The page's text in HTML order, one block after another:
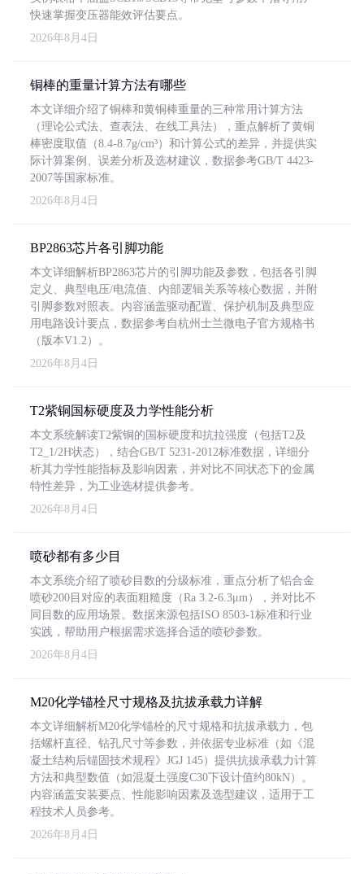
快速掌握变压器能效评估要点。
2026年8月4日
铜棒的重量计算方法有哪些
本文详细介绍了铜棒和黄铜棒重量的三种常用计算方法
（理论公式法、查表法、在线工具法），重点解析了黄铜
棒密度取值（8.4-8.7g/cm³）和计算公式的差异，并提供实
际计算案例、误差分析及选材建议，数据参考GB/T 4423-
2007等国家标准。
2026年8月4日
BP2863芯片各引脚功能
本文详细解析BP2863芯片的引脚功能及参数，包括各引脚
定义、典型电压/电流值、内部逻辑关系等核心数据，并附
引脚参数对照表。内容涵盖驱动配置、保护机制及典型应
用电路设计要点，数据参考自杭州士兰微电子官方规格书
（版本V1.2）。
2026年8月4日
T2紫铜国标硬度及力学性能分析
本文系统解读T2紫铜的国标硬度和抗拉强度（包括T2及
T2_1/2H状态），结合GB/T 5231-2012标准数据，详细分
析其力学性能指标及影响因素，并对比不同状态下的金属
特性差异，为工业选材提供参考。
2026年8月4日
喷砂都有多少目
本文系统介绍了喷砂目数的分级标准，重点分析了铝合金
喷砂200目对应的表面粗糙度（Ra 3.2-6.3μm），并对比不
同目数的应用场景。数据来源包括ISO 8503-1标准和行业
实践，帮助用户根据需求选择合适的喷砂参数。
2026年8月4日
M20化学锚栓尺寸规格及抗拔承载力详解
本文详细解析M20化学锚栓的尺寸规格和抗拔承载力，包
括螺杆直径、钻孔尺寸等参数，并依据专业标准（如《混
凝土结构后锚固技术规程》JGJ 145）提供抗拔承载力计算
方法和典型数值（如混凝土强度C30下设计值约80kN）。
内容涵盖安装要点、性能影响因素及选型建议，适用于工
程技术人员参考。
2026年8月4日